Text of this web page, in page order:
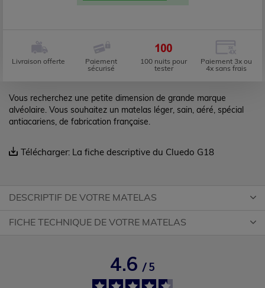
Livraison offerte
Paiement
sécurisé
100 nuits pour
tester
Paiement 3x ou
4x sans frais
Vous recherchez une petite dimension de grande marque
alvéolaire. Vous souhaitez un matelas léger, sain, aéré, spécial
antiacariens, de fabrication française.
Télécharger: La fiche descriptive du Cluedo G18
DESCRIPTIF DE VOTRE MATELAS
FICHE TECHNIQUE DE VOTRE MATELAS
4.6/5